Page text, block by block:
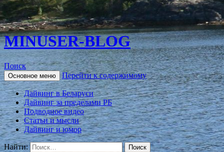
MINUSER-BLOG
Поиск
Основное меню Перейти к содержимому
Дайвинг в Беларуси
Дайвинг за пределами РБ
Подводное видео
Статьи и мысли
Дайвинг и юмор
Найти: